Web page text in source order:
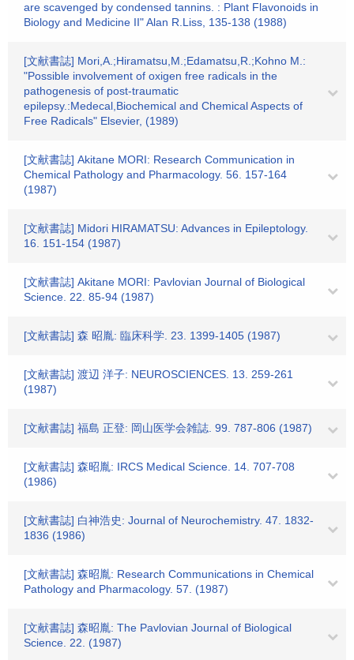
are scavenged by condensed tannins. : Plant Flavonoids in
Biology and Medicine II" Alan R.Liss, 135-138 (1988)
[文献書誌] Mori,A.;Hiramatsu,M.;Edamatsu,R.;Kohno M.:
"Possible involvement of oxigen free radicals in the
pathogenesis of post-traumatic
epilepsy.:Medecal,Biochemical and Chemical Aspects of
Free Radicals" Elsevier, (1989)
[文献書誌] Akitane MORI: Research Communication in
Chemical Pathology and Pharmacology. 56. 157-164
(1987)
[文献書誌] Midori HIRAMATSU: Advances in Epileptology.
16. 151-154 (1987)
[文献書誌] Akitane MORI: Pavlovian Journal of Biological
Science. 22. 85-94 (1987)
[文献書誌] 森 昭胤: 臨床科学. 23. 1399-1405 (1987)
[文献書誌] 渡辺 洋子: NEUROSCIENCES. 13. 259-261
(1987)
[文献書誌] 福島 正登: 岡山医学会雑誌. 99. 787-806 (1987)
[文献書誌] 森昭胤: IRCS Medical Science. 14. 707-708
(1986)
[文献書誌] 白神浩史: Journal of Neurochemistry. 47. 1832-
1836 (1986)
[文献書誌] 森昭胤: Research Communications in Chemical
Pathology and Pharmacology. 57. (1987)
[文献書誌] 森昭胤: The Pavlovian Journal of Biological
Science. 22. (1987)